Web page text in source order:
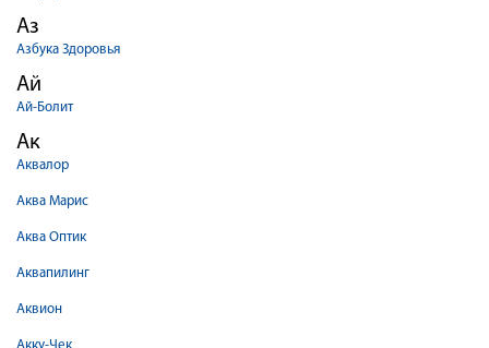
Аз
Азбука Здоровья
Ай
Ай-Болит
Ак
Аквалор
Аква Марис
Аква Оптик
Аквапилинг
Аквион